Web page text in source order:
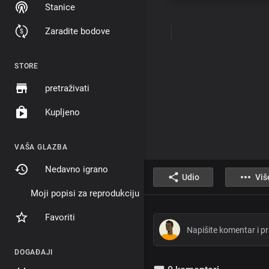
Stanice
Zaradite bodove
STORE
pretraživati
Kupljeno
VAŠA GLAZBA
Nedavno igrano
Moji popisi za reprodukciju
Favoriti
DOGAĐAJI
Udio